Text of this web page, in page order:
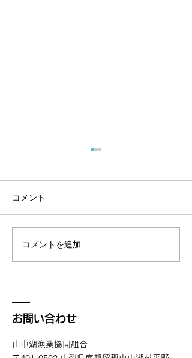
オオクチバスを放流しまし
コメント
コメントを追加…
お問い合わせ
山中湖漁業協同組合